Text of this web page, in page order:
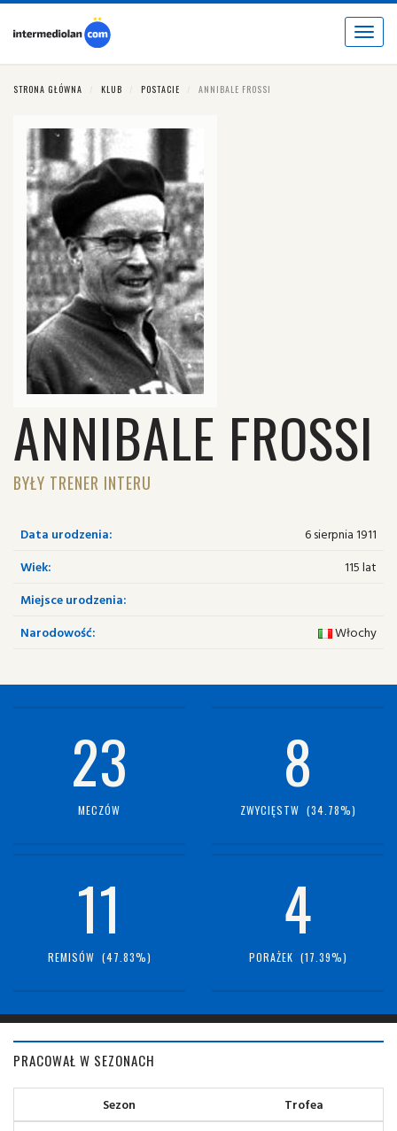
Toggle
STRONA GŁÓWNA KLUB POSTACIE ANNIBALE FROSSI
ANNIBALE FROSSI
BYŁY TRENER INTERU
Data urodzenia:
6 sierpnia 1911
Wiek:
115 lat
Miejsce urodzenia:
Narodowość:
Włochy
23
MECZÓW
8
ZWYCIĘSTW (34.78%)
11
REMISÓW (47.83%)
4
PORAŻEK (17.39%)
PRACOWAŁ W SEZONACH
Sezon
Trofea